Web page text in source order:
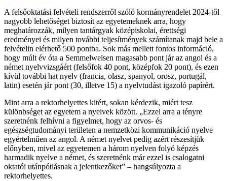
A felsőoktatási felvételi rendszerről szóló kormányrendelet 2024-től
nagyobb lehetőséget biztosít az egyetemeknek arra, hogy
meghatározzák, milyen tantárgyak középiskolai, érettségi
eredményei és milyen további teljesítmények számítanak majd bele a
felvételin elérhető 500 pontba. Sok más mellett fontos információ,
hogy múlt év óta a Semmelweisen magasabb pont jár az angol és a
német nyelvvizsgáért (felsőfok 40 pont, középfok 20 pont), és ezen
kívül további hat nyelv (francia, olasz, spanyol, orosz, portugál,
latin) esetén jár pont (30, illetve 15) a nyelvtudást igazoló papírért.
Mint arra a rektorhelyettes kitért, sokan kérdezik, miért tesz
különbséget az egyetem a nyelvek között. „Ezzel arra a tényre
szeretnénk felhívni a figyelmet, hogy az orvos- és
egészségtudományi területen a nemzetközi kommunikáció nyelve
egyértelműen az angol. A német nyelvet pedig azért részesítjük
előnyben, mivel az egyetemen a három nyelven folyó képzés
harmadik nyelve a német, és szeretnénk már ezzel is csalogatni
oktatói utánpótlásnak a jelentkezőket” – hangsúlyozta a
rektorhelyettes.